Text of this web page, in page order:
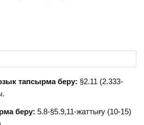
тапсырма беру: §2.11 (2.333-
беру: 5.8-§5.9,11-жаттығу (10-15)